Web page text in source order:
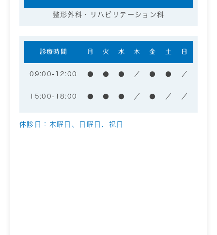
整形外科・リハビリテーション科
診療時間 月 火 水 木 金 土 日
09:00-12:00 ● ● ● ／ ● ● ／
15:00-18:00 ● ● ● ／ ● ／ ／
休診日：木曜日、日曜日、祝日